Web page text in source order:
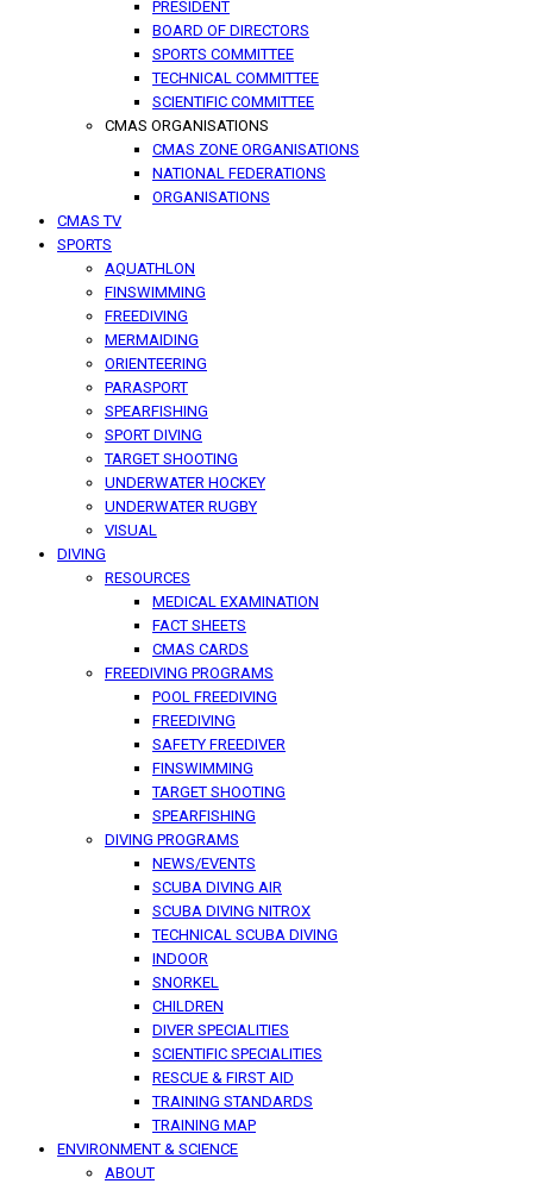
PRESIDENT
BOARD OF DIRECTORS
SPORTS COMMITTEE
TECHNICAL COMMITTEE
SCIENTIFIC COMMITTEE
CMAS ORGANISATIONS
CMAS ZONE ORGANISATIONS
NATIONAL FEDERATIONS
ORGANISATIONS
CMAS TV
SPORTS
AQUATHLON
FINSWIMMING
FREEDIVING
MERMAIDING
ORIENTEERING
PARASPORT
SPEARFISHING
SPORT DIVING
TARGET SHOOTING
UNDERWATER HOCKEY
UNDERWATER RUGBY
VISUAL
DIVING
RESOURCES
MEDICAL EXAMINATION
FACT SHEETS
CMAS CARDS
FREEDIVING PROGRAMS
POOL FREEDIVING
FREEDIVING
SAFETY FREEDIVER
FINSWIMMING
TARGET SHOOTING
SPEARFISHING
DIVING PROGRAMS
NEWS/EVENTS
SCUBA DIVING AIR
SCUBA DIVING NITROX
TECHNICAL SCUBA DIVING
INDOOR
SNORKEL
CHILDREN
DIVER SPECIALITIES
SCIENTIFIC SPECIALITIES
RESCUE & FIRST AID
TRAINING STANDARDS
TRAINING MAP
ENVIRONMENT & SCIENCE
ABOUT